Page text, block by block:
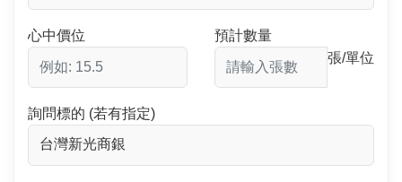
心中價位
預計數量
張/單位
詢問標的 (若有指定)